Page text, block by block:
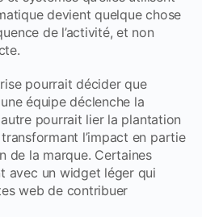
devient quelque chose
de l’activité, et non
pourrait décider que
équipe déclenche la
pourrait lier la plantation
l’impact en partie
de la marque. Certaines
avec un widget léger qui
web de contribuer